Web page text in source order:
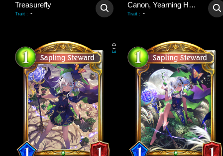
Treasurefly
Trait : -
Canon, Yearning Heart
Trait : -
0
/
3